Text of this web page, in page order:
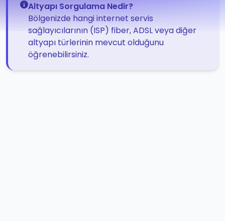
Altyapı Sorgulama Nedir?
Bölgenizde hangi internet servis
sağlayıcılarının (ISP) fiber, ADSL veya diğer
altyapı türlerinin mevcut olduğunu
öğrenebilirsiniz.